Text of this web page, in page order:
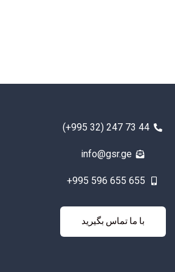
(+995 32) 247 73 44
info@gsr.ge
+995 596 655 655
با ما تماس بگیرید